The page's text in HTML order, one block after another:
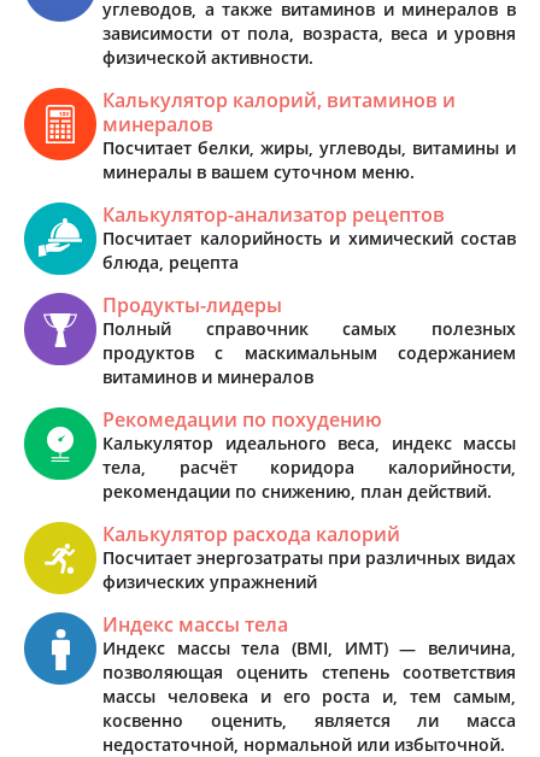
углеводов, а также витаминов и минералов в
зависимости от пола, возраста, веса и уровня
физической активности.
Калькулятор калорий, витаминов и
минералов
Посчитает белки, жиры, углеводы, витамины и
минералы в вашем суточном меню.
Калькулятор-анализатор рецептов
Посчитает калорийность и химический состав
блюда, рецепта
Продукты-лидеры
Полный справочник самых полезных
продуктов с маскимальным содержанием
витаминов и минералов
Рекомедации по похудению
Калькулятор идеального веса, индекс массы
тела, расчёт коридора калорийности,
рекомендации по снижению, план действий.
Калькулятор расхода калорий
Посчитает энергозатраты при различных видах
физических упражнений
Индекс массы тела
Индекс массы тела (BMI, ИМТ) — величина,
позволяющая оценить степень соответствия
массы человека и его роста и, тем самым,
косвенно оценить, является ли масса
недостаточной, нормальной или избыточной.